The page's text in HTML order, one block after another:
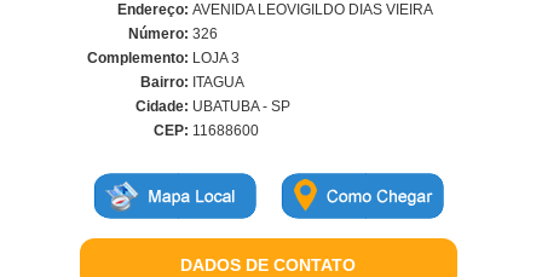
Endereço: AVENIDA LEOVIGILDO DIAS VIEIRA
Número: 326
Complemento: LOJA 3
Bairro: ITAGUA
Cidade: UBATUBA - SP
CEP: 11688600
DADOS DE CONTATO